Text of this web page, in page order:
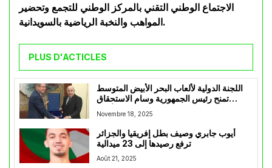
الاجتماع الوطني التقني بالمركز الوطني للتجمع وتحضير
المواهب والنخبة الرياضية بالسويدانية.
PLUS D'ACTICLES
اللجنة الدولية لألعاب البحر الأبيض المتوسط
تمنح رئيس الجمهورية وسام الاستحقاق
الأعلى
Novembre 18, 2025
أيوب جابري وصيف بطل إفريقيا والجزائر
ترفع رصيدها إلى 23 ميدالية
Août 21, 2025